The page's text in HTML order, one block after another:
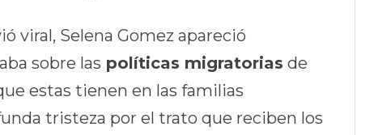
viral, Selena Gomez apareció
sobre las políticas migratorias de
estas tienen en las familias
tristeza por el trato que reciben los